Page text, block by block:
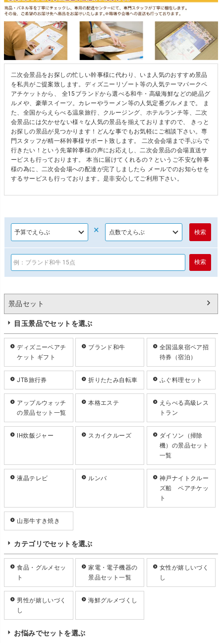
二次会景品をお探しの忙しい幹事様に代わり、いま人気のおすすめ景品
を私共がご提案致します。ディズニーリゾート等の人気テーマパークペ
アチケットから、 全15ブランドから選べる和牛・高級海鮮などの絶品グ
ルメや、豪華スイーツ。カレーやラーメン等の人気定番グルメまで。 ま
た、全国からえらべる温泉旅行、クルージング、ホテルランチ等、二次
会景品には欠かせない様々な人気の景品を揃えておりますので、 きっと
お探しの景品が見つかります！どんな事でもお気軽にご相談下さい。専
門スタッフが精一杯幹事様サポート致します。 二次会会場まで手ぶらで
行きたい！という先輩幹事様の声にお応えし、二次会景品の会場直送サ
ービスも行っております。 本当に届けてくれるの？というご不安な幹事
様の為に、二次会会場への配達が完了しましたら メールでのお知らせを
するサービスも行っております。是非安心してご利用下さい。
×
景品セット
目玉景品でセットを選ぶ
ディズニーペアチ
ケット ギフト
ブランド和牛
全国温泉宿ペア招
待券（宿泊）
JTB旅行券 折りたたみ自転車 ふぐ料理セット
アップルウォッチ
の景品セット一覧
本格エステ
えらべる高級レス
トラン
IH炊飯ジャー スカイクルーズ
ダイソン（掃除
機）の景品セット
一覧
液晶テレビ ルンバ
神戸ナイトクルー
ズ船 ペアチケッ
ト
山形牛すき焼き
カテゴリでセットを選ぶ
食品・グルメセッ
ト
家電・電子機器の
景品セット一覧
女性が嬉しいづく
し
男性が嬉しいづく
し
海鮮グルメづくし
お悩みでセットを選ぶ